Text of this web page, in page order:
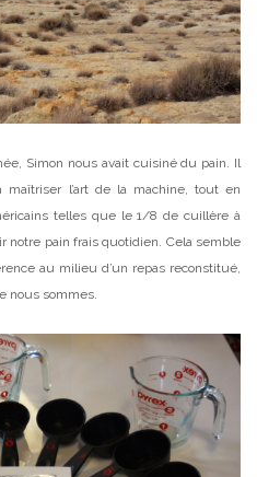
Simon nous avait cuisiné du pain. Il
l’art de la machine, tout en
telles que le 1/8 de cuillère à
notre pain frais quotidien. Cela semble
au milieu d’un repas reconstitué,
nous sommes.